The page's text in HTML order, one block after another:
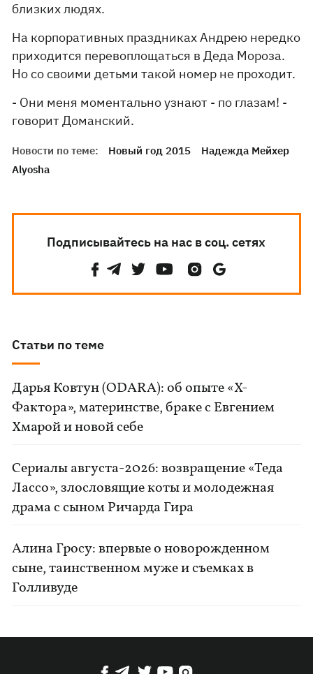
близких людях.
На корпоративных праздниках Андрею нередко
приходится перевоплощаться в Деда Мороза.
Но со своими детьми такой номер не проходит.
- Они меня моментально узнают - по глазам! -
говорит Доманский.
Новости по теме: Новый год 2015
Надежда Мейхер
Alyosha
Подписывайтесь на нас в соц. сетях
Статьи по теме
Дарья Ковтун (ODARA): об опыте «Х-
Фактора», материнстве, браке с Евгением
Хмарой и новой себе
Сериалы августа-2026: возвращение «Теда
Лассо», злословящие коты и молодежная
драма с сыном Ричарда Гира
Алина Гросу: впервые о новорожденном
сыне, таинственном муже и съемках в
Голливуде